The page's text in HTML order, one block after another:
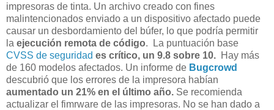
impresoras de tinta. Un archivo creado con fines
malintencionados enviado a un dispositivo afectado puede
causar un desbordamiento del búfer, lo que podría permitir
la ejecución remota de código. La puntuación base
CVSS de seguridad es crítico, un 9.8 sobre 10. Hay más
de 160 modelos afectados. Un informe de Bugcrowd
descubrió que los errores de la impresora habían
aumentado un 21% en el último año. Se recomienda
actualizar el fimrware de las impresoras. No se han dado a